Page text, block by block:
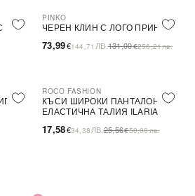
-44%
PINKO
ЧЕРЕН КЛИН С ЛОГО ПРИНТ
73,99€144,71 ЛВ.131,00€256,21лв.
-31%
ROCO FASHION
КЪСИ ШИРОКИ ПАНТАЛОНИ С
ЕЛАСТИЧНА ТАЛИЯ ILARIA
17,58€34,38 ЛВ.25,56€50,00лв.